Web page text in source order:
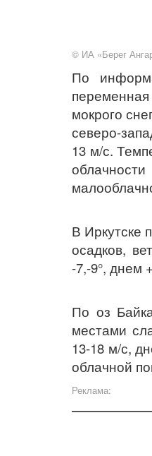
© ИА «Берег
По
мокрого
северо-
13 м/с.
В Иркутске
осадков,
-7,-9°, днем
По оз
местами
13-18 м/с,
облачной
Реклама: